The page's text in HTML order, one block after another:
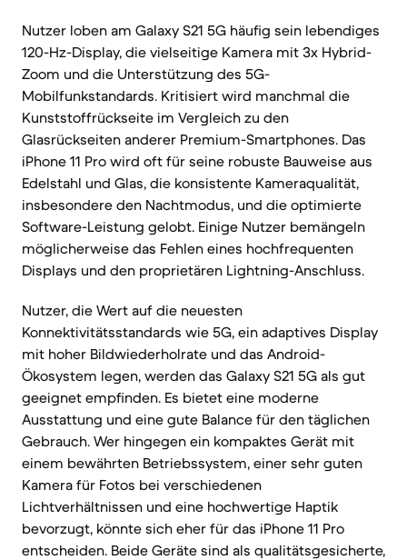
Nutzer loben am Galaxy S21 5G häufig sein lebendiges
120-Hz-Display, die vielseitige Kamera mit 3x Hybrid-
Zoom und die Unterstützung des 5G-
Mobilfunkstandards. Kritisiert wird manchmal die
Kunststoffrückseite im Vergleich zu den
Glasrückseiten anderer Premium-Smartphones. Das
iPhone 11 Pro wird oft für seine robuste Bauweise aus
Edelstahl und Glas, die konsistente Kameraqualität,
insbesondere den Nachtmodus, und die optimierte
Software-Leistung gelobt. Einige Nutzer bemängeln
möglicherweise das Fehlen eines hochfrequenten
Displays und den proprietären Lightning-Anschluss.
Nutzer, die Wert auf die neuesten
Konnektivitätsstandards wie 5G, ein adaptives Display
mit hoher Bildwiederholrate und das Android-
Ökosystem legen, werden das Galaxy S21 5G als gut
geeignet empfinden. Es bietet eine moderne
Ausstattung und eine gute Balance für den täglichen
Gebrauch. Wer hingegen ein kompaktes Gerät mit
einem bewährten Betriebssystem, einer sehr guten
Kamera für Fotos bei verschiedenen
Lichtverhältnissen und eine hochwertige Haptik
bevorzugt, könnte sich eher für das iPhone 11 Pro
entscheiden. Beide Geräte sind als qualitätsgesicherte,